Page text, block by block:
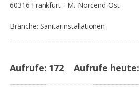
60316 Frankfurt - M.-Nordend-Ost
Branche: Sanitärinstallationen
Aufrufe: 172 Aufrufe heute: